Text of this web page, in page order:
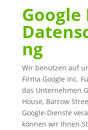
Google
ng
Wir benützen auf
Firma Google Inc.
das Unternehmen
House, Barrow
Google-Dienste
können wir Ihnen